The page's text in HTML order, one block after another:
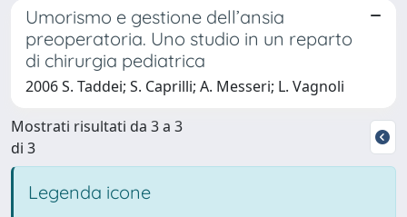
Umorismo e gestione dell’ansia
preoperatoria. Uno studio in un reparto
di chirurgia pediatrica
2006 S. Taddei; S. Caprilli; A. Messeri; L. Vagnoli
Mostrati risultati da 3 a 3
di 3
Legenda icone